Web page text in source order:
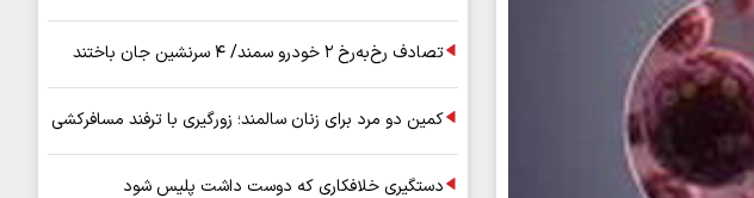
تصادف رخ‌به‌رخ ۲ خودرو سمند/ ۴ سرنشین جان باختند
کمین دو مرد برای زنان سالمند؛ زورگیری با ترفند مسافرکشی
دستگیری خلافکاری که دوست داشت پلیس شود